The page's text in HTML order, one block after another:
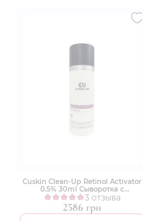
Cuskin Clean-Up Retinol Activator
0.5% 30ml Сыворотка с
ретинолом3 отзыва
2586 грн